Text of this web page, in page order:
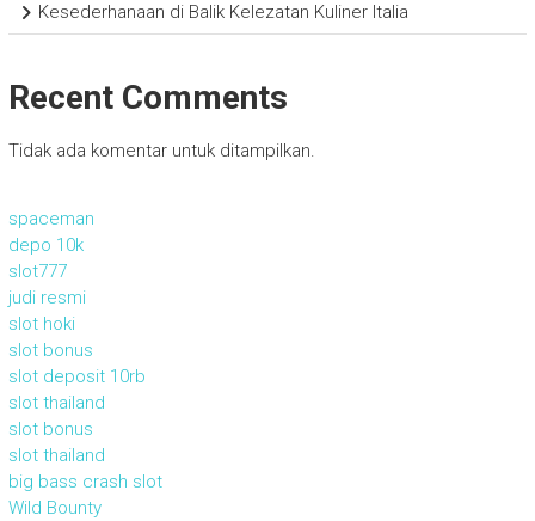
Kesederhanaan di Balik Kelezatan Kuliner Italia
Recent Comments
Tidak ada komentar untuk ditampilkan.
spaceman
depo 10k
slot777
judi resmi
slot hoki
slot bonus
slot deposit 10rb
slot thailand
slot bonus
slot thailand
big bass crash slot
Wild Bounty